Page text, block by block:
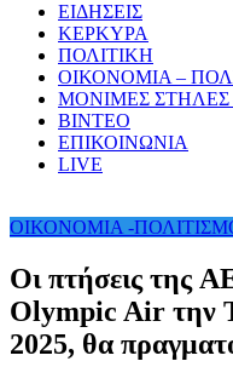
ΕΙΔΗΣΕΙΣ
ΚΕΡΚΥΡΑ
ΠΟΛΙΤΙΚΗ
ΟΙΚΟΝΟΜΙΑ –
ΜΟΝΙΜΕΣ ΣΤΗΛΕΣ
ΒΙΝΤΕΟ
ΕΠΙΚΟΙΝΩΝΙΑ
LIVE
ΟΙΚΟΝΟΜΙΑ -
Οι πτήσεις της
Olympic Air την
2025, θα